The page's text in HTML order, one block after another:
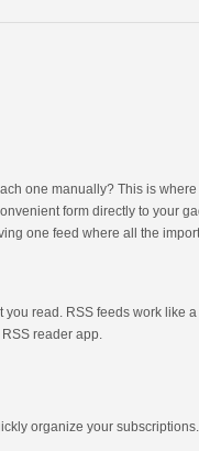
one manually? This is
form directly to your
one feed where all the
read. RSS feeds work like
reader app.
organize your subscriptions.